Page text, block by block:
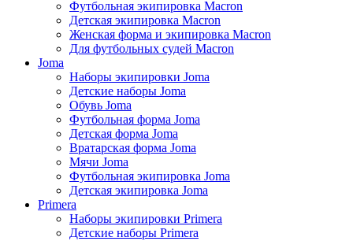
Футбольная экипировка Macron
Детская экипировка Macron
Женская форма и экипировка Macron
Для футбольных судей Macron
Joma
Наборы экипировки Joma
Детские наборы Joma
Обувь Joma
Футбольная форма Joma
Детская форма Joma
Вратарская форма Joma
Мячи Joma
Футбольная экипировка Joma
Детская экипировка Joma
Primera
Наборы экипировки Primera
Детские наборы Primera